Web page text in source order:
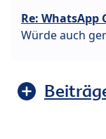
Re: WhatsApp
Würde auch